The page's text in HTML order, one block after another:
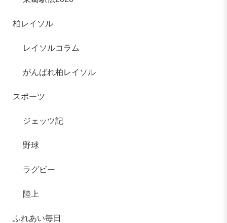
柏レイソル
レイソルコラム
がんばれ柏レイソル
スポーツ
ジェッツ記
野球
ラグビー
陸上
ふれあい毎日